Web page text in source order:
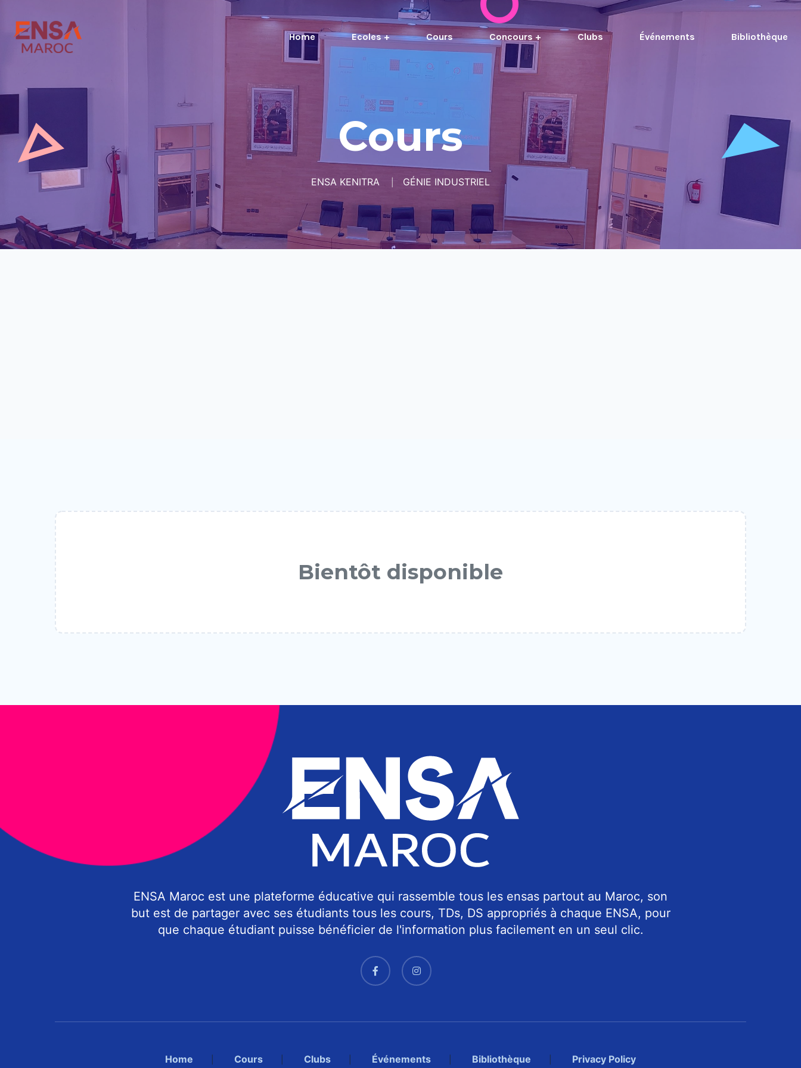
Home Ecoles + Cours Concours + Clubs Événements Bibliothèque
Cours
ENSA KENITRA GÉNIE INDUSTRIEL
Bientôt disponible
ENSA Maroc est une plateforme éducative qui rassemble tous les ensas partout au Maroc, son
but est de partager avec ses étudiants tous les cours, TDs, DS appropriés à chaque ENSA, pour
que chaque étudiant puisse bénéficier de l'information plus facilement en un seul clic.
Home Cours Clubs Événements Bibliothèque Privacy Policy